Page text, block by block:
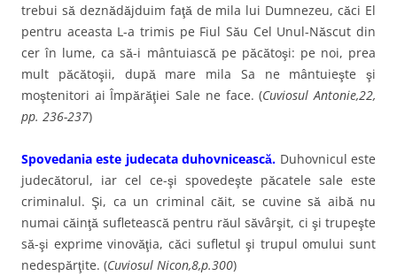
trebui să deznădăjduim faţă de mila lui Dumnezeu, căci El
pentru aceasta L-a trimis pe Fiul Său Cel Unul-Născut din
cer în lume, ca să-i mântuiască pe păcătoşi: pe noi, prea
mult păcătoşii, după mare mila Sa ne mântuieşte şi
moştenitori ai Împărăţiei Sale ne face. (Cuviosul Antonie,22,
pp. 236-237)
Spovedania este judecata duhovnicească. Duhovnicul este
judecătorul, iar cel ce-şi spovedeşte păcatele sale este
criminalul. Şi, ca un criminal căit, se cuvine să aibă nu
numai căinţă sufletească pentru răul săvârşit, ci şi trupeşte
să-şi exprime vinovăţia, căci sufletul şi trupul omului sunt
nedespărţite. (Cuviosul Nicon,8,p.300)